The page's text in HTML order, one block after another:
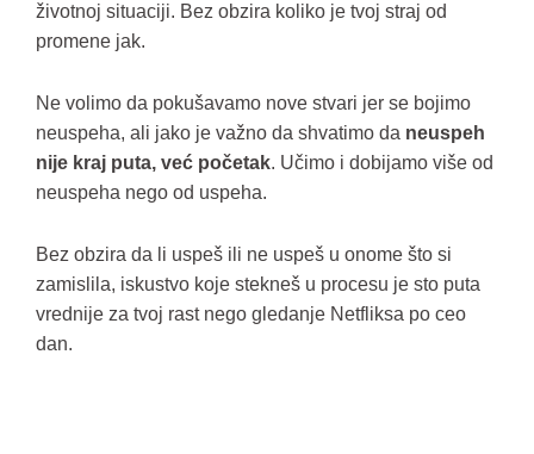
životnoj situaciji. Bez obzira koliko je tvoj straj od
promene jak.
Ne volimo da pokušavamo nove stvari jer se bojimo
neuspeha, ali jako je važno da shvatimo da neuspeh
nije kraj puta, već početak. Učimo i dobijamo više od
neuspeha nego od uspeha.
Bez obzira da li uspeš ili ne uspeš u onome što si
zamislila, iskustvo koje stekneš u procesu je sto puta
vrednije za tvoj rast nego gledanje Netfliksa po ceo
dan.